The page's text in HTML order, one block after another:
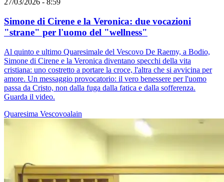
27/03/2026 - 8:59
Simone di Cirene e la Veronica: due vocazioni
"strane" per l'uomo del "wellness"
Al quinto e ultimo Quaresimale del Vescovo De Raemy, a Bodio,
Simone di Cirene e la Veronica diventano specchi della vita
cristiana: uno costretto a portare la croce, l'altra che si avvicina per
amore. Un messaggio provocatorio: il vero benessere per l'uomo
passa da Cristo, non dalla fuga dalla fatica e dalla sofferenza.
Guarda il video.
Quaresima Vescovoalain